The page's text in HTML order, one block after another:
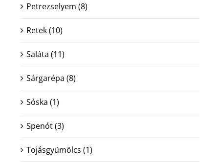
Petrezselyem (8)
Retek(10)
Saláta (11)
Sárgarépa (8)
Sóska (1)
Spenót(3)
Tojásgyümölcs (1)